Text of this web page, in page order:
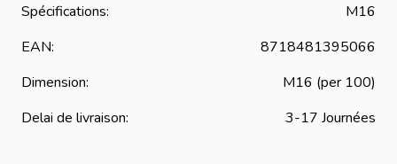
Spécifications:
M16
EAN:
8718481395066
Dimension:
M16 (per 100)
Delai de livraison:
3-17 Journées